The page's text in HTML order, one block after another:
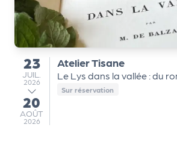
du
23
JUILLET
JUIL.
2026
au
20
AOÛT
AOÛT
2026
Atelier Tisane
Le Lys dans la vallée : du
Sur réservation
n
is
a
e